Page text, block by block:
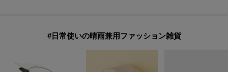
#日常使いの晴雨兼用ファッション雑貨